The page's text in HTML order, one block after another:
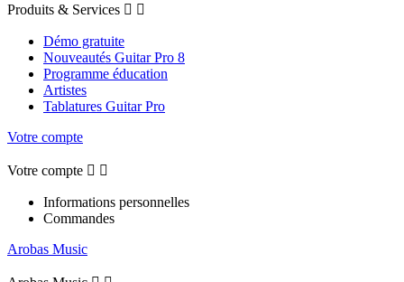
Produits & Services  
Démo gratuite
Nouveautés Guitar Pro 8
Programme éducation
Artistes
Tablatures Guitar Pro
Votre compte
Votre compte  
Informations personnelles
Commandes
Arobas Music